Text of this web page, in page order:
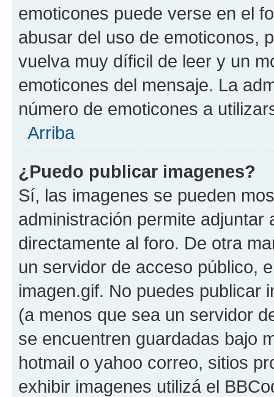
emoticones puede verse en el
abusar del uso de emoticonos,
vuelva muy díficil de leer y un
emoticones del mensaje. La
número de emoticones a
Arriba
¿Puedo publicar imagenes?
Sí, las imagenes se pueden
administración permite
directamente al foro. De otra
un servidor de acceso público,
imagen.gif. No puedes publicar
(a menos que sea un servidor
se encuentren guardadas bajo
hotmail o yahoo correo, sitios
exhibir imagenes utilizá el